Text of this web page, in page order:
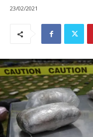
23/02/2021